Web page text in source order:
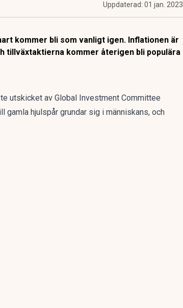
Uppdaterad: 01 jan. 2023
kommer bli som vanligt igen. Inflationen är
tillväxtaktierna kommer återigen bli populära
utskicket av Global Investment Committee
gamla hjulspår grundar sig i människans, och